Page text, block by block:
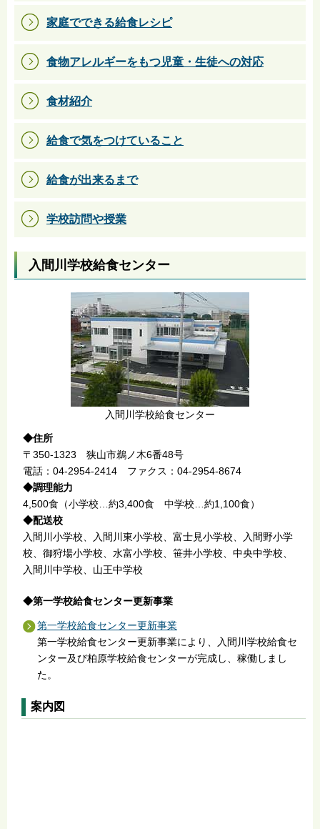
家庭でできる給食レシピ
食物アレルギーをもつ児童・生徒への対応
食材紹介
給食で気をつけていること
給食が出来るまで
学校訪問や授業
入間川学校給食センター
入間川学校給食センター
◆住所
〒350-1323 狭山市鵜ノ木6番48号
電話：04-2954-2414 ファクス：04-2954-8674
◆調理能力
4,500食（小学校…約3,400食 中学校…約1,100食）
◆配送校
入間川小学校、入間川東小学校、富士見小学校、入間野小学
校、御狩場小学校、水富小学校、笹井小学校、中央中学校、
入間川中学校、山王中学校
◆第一学校給食センター更新事業
第一学校給食センター更新事業
第一学校給食センター更新事業により、入間川学校給食セ
ンター及び柏原学校給食センターが完成し、稼働しまし
た。
案内図